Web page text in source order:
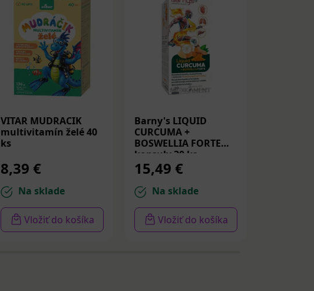
VITAR MUDRACIK
multivitamín želé 40
ks
8,39 €
Na sklade
Vložiť do košíka
Barny's LIQUID
CURCUMA +
BOSWELLIA FORTE
kapsuly 30 ks
15,49 €
Na sklade
Vložiť do košíka